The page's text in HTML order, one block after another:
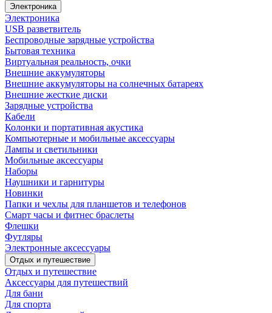
Электроника
Электроника
USB разветвитель
Беспроводные зарядные устройства
Бытовая техника
Виртуальная реальность, очки
Внешние аккумуляторы
Внешние аккумуляторы на солнечных батареях
Внешние жесткие диски
Зарядные устройства
Кабели
Колонки и портативная акустика
Компьютерные и мобильные аксессуары
Лампы и светильники
Мобильные аксессуары
Наборы
Наушники и гарнитуры
Новинки
Папки и чехлы для планшетов и телефонов
Смарт часы и фитнес браслеты
Флешки
Футляры
Электронные аксессуары
Отдых и путешествие
Отдых и путешествие
Аксессуары для путешествий
Для бани
Для спорта